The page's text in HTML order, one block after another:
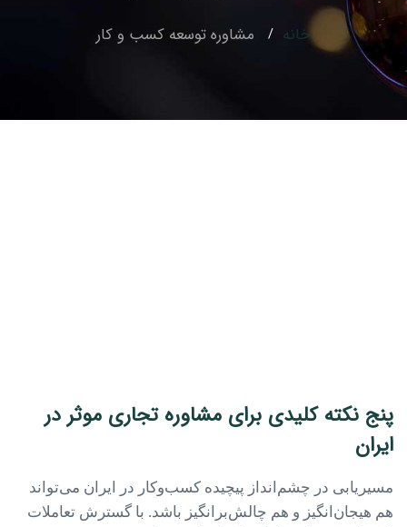
خانه مشاوره توسعه کسب و کار
پنج نکته کلیدی برای مشاوره تجاری موثر در
ایران
مسیریابی در چشم‌انداز پیچیده کسب‌وکار در ایران می‌تواند
هم هیجان‌انگیز و هم چالش‌برانگیز باشد. با گسترش تعاملات